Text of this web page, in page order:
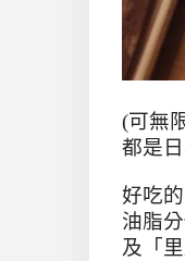
(可無
都是
好吃
油脂
及「